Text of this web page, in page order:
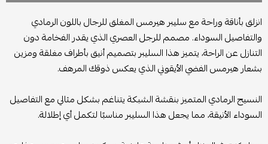
انزلق بأناقة وراحة مع سليبر هيرمس المغلق للرجال باللون الرمادي
والتفاصيل السوداء. مصمم للرجل العصري الذي يقدر الفخامة دون
التنازل عن الراحة، يتميز هذا السليبر بتصميم أنيق بأطراف مغلقة ومزين
بشعار هيرمس الفضي الأيقوني الذي يعكس ذوقك المرهف.
النسيج الرمادي المتميز بنقشة الشبكة يتناغم بشكل مثالي مع التفاصيل
السوداء الأنيقة، مما يجعل هذا السليبر مناسبًا لتكمل أي إطلالة.